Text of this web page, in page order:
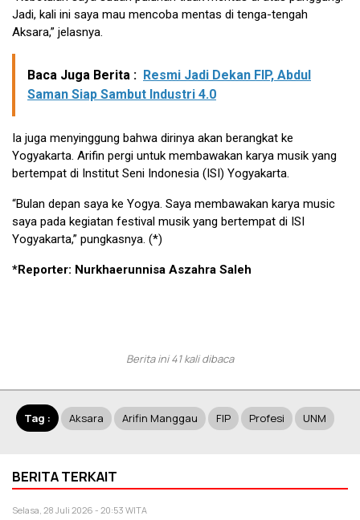
Jadi, kali ini saya mau mencoba mentas di tenga-tengah
Aksara,” jelasnya.
Baca Juga Berita : Resmi Jadi Dekan FIP, Abdul
Saman Siap Sambut Industri 4.0
Ia juga menyinggung bahwa dirinya akan berangkat ke
Yogyakarta. Arifin pergi untuk membawakan karya musik yang
bertempat di Institut Seni Indonesia (ISI) Yogyakarta.
“Bulan depan saya ke Yogya. Saya membawakan karya music
saya pada kegiatan festival musik yang bertempat di ISI
Yogyakarta,” pungkasnya. (*)
*Reporter: Nurkhaerunnisa Aszahra Saleh
Berita ini 41 kali dibaca
Tag : Aksara Arifin Manggau FIP Profesi UNM
BERITA TERKAIT
Selasa, 28 Juli 2026 - 20:53 WITA